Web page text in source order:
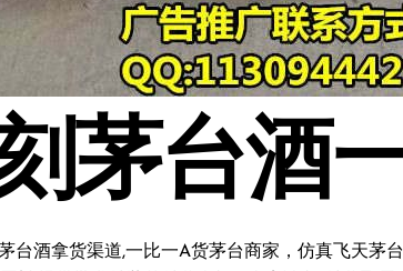
茅台酒
台酒拿货渠道,一比一A货茅台商家，仿真飞天茅